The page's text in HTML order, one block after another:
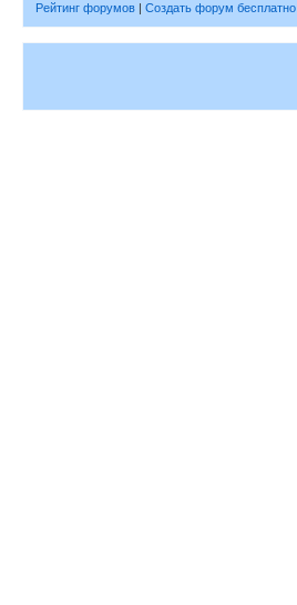
Рейтинг форумов | Создать форум бесплатно